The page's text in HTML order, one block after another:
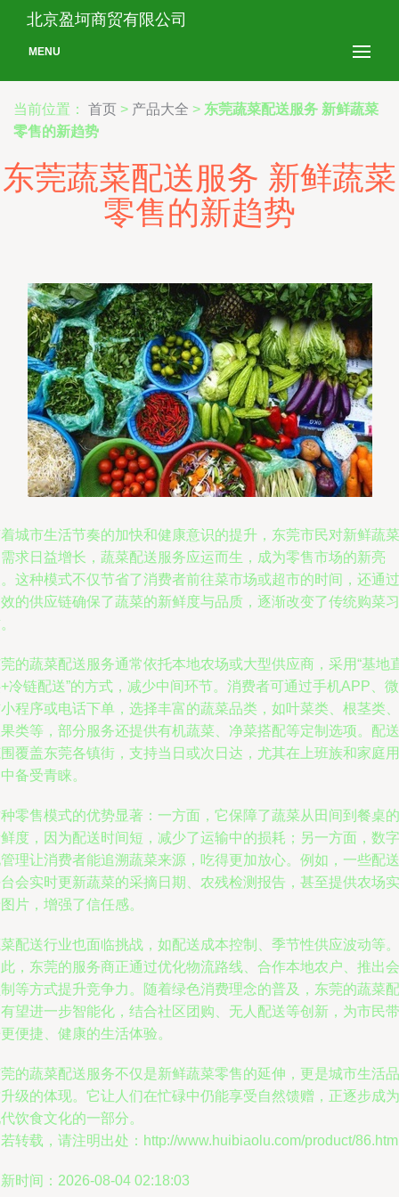
北京盈坷商贸有限公司
MENU
当前位置： 首页 > 产品大全 > 东莞蔬菜配送服务 新鲜蔬菜
零售的新趋势
东莞蔬菜配送服务 新鲜蔬菜
零售的新趋势
城市生活节奏的加快和健康意识的提升，东莞市民对新鲜蔬菜
求日益增长，蔬菜配送服务应运而生，成为零售市场的新亮
这种模式不仅节省了消费者前往菜市场或超市的时间，还通过
的供应链确保了蔬菜的新鲜度与品质，逐渐改变了传统购菜习
的蔬菜配送服务通常依托本地农场或大型供应商，采用“基地
冷链配送”的方式，减少中间环节。消费者可通过手机APP、微
程序或电话下单，选择丰富的蔬菜品类，如叶菜类、根茎类、
类等，部分服务还提供有机蔬菜、净菜搭配等定制选项。配送
覆盖东莞各镇街，支持当日或次日达，尤其在上班族和家庭用
备受青睐。
零售模式的优势显著：一方面，它保障了蔬菜从田间到餐桌的
度，因为配送时间短，减少了运输中的损耗；另一方面，数字
理让消费者能追溯蔬菜来源，吃得更加放心。例如，一些配送
会实时更新蔬菜的采摘日期、农残检测报告，甚至提供农场实
片，增强了信任感。
配送行业也面临挑战，如配送成本控制、季节性供应波动等。
，东莞的服务商正通过优化物流路线、合作本地农户、推出会
等方式提升竞争力。随着绿色消费理念的普及，东莞的蔬菜配
望进一步智能化，结合社区团购、无人配送等创新，为市民带
便捷、健康的生活体验。
的蔬菜配送服务不仅是新鲜蔬菜零售的延伸，更是城市生活品
级的体现。它让人们在忙碌中仍能享受自然馈赠，正逐步成为
饮食文化的一部分。
转载，请注明出处：http://www.huibiaolu.com/product/
时间：2026-08-04 02:18:03